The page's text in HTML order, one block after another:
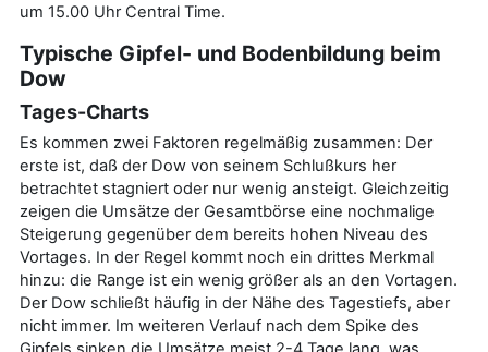
um 15.00 Uhr Central Time.
Typische Gipfel- und Bodenbildung beim
Dow
Tages-Charts
Es kommen zwei Faktoren regelmäßig zusammen: Der
erste ist, daß der Dow von seinem Schlußkurs her
betrachtet stagniert oder nur wenig ansteigt. Gleichzeitig
zeigen die Umsätze der Gesamtbörse eine nochmalige
Steigerung gegenüber dem bereits hohen Niveau des
Vortages. In der Regel kommt noch ein drittes Merkmal
hinzu: die Range ist ein wenig größer als an den Vortagen.
Der Dow schließt häufig in der Nähe des Tagestiefs, aber
nicht immer. Im weiteren Verlauf nach dem Spike des